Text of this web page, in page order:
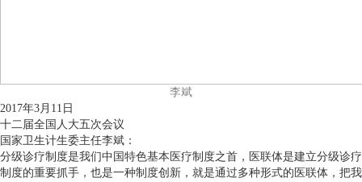
李斌
2017年3月11日
十二届全国人大五次会议
国家卫生计生委主任李斌：
分级诊疗制度是我们中国特色基本医疗制度之首，医联体是建立分级诊疗
制度的重要抓手，也是一种制度创新，就是通过多种形式的医联体，把我